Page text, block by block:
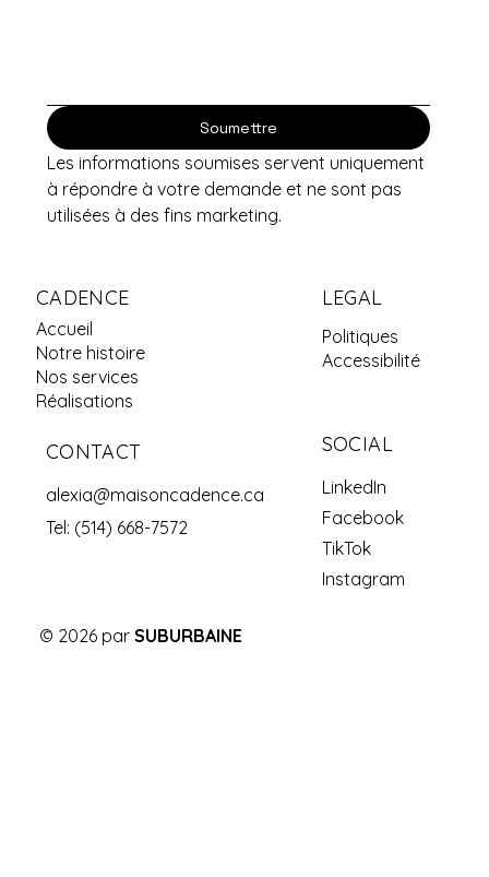
Soumettre
Les informations soumises servent uniquement
à répondre à votre demande et ne sont pas
utilisées à des fins marketing.
CADENCE
Accueil
Notre histoire
Nos services
Réalisations
LEGAL
Politiques
Accessibilité
SOCIAL
LinkedIn
Facebook
Instagram
TikTok
CONTACT
alexia@maisoncadence.ca
Tel: (514) 668-7572
© 2026 par SUBURBAINE